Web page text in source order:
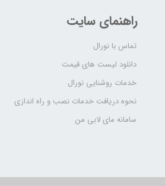
راهنمای سایت
تماس با نورال
دانلود لیست های قیمت
خدمات روشنایی نورال
نحوه دریافت خدمات نصب و راه اندازی
سامانه مای لابی من